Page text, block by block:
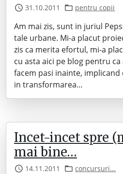
31.10.2011 pentru copii
Am mai zis, sunt in juriul
tale urbane. Mi-a placut
zis ca merita efortul, mi-a
cu asta aici pe blog pentru ca
facem pasi inainte,
in transformarea…
Incet-incet spre
mai bine…
14.11.2011 concursuri...